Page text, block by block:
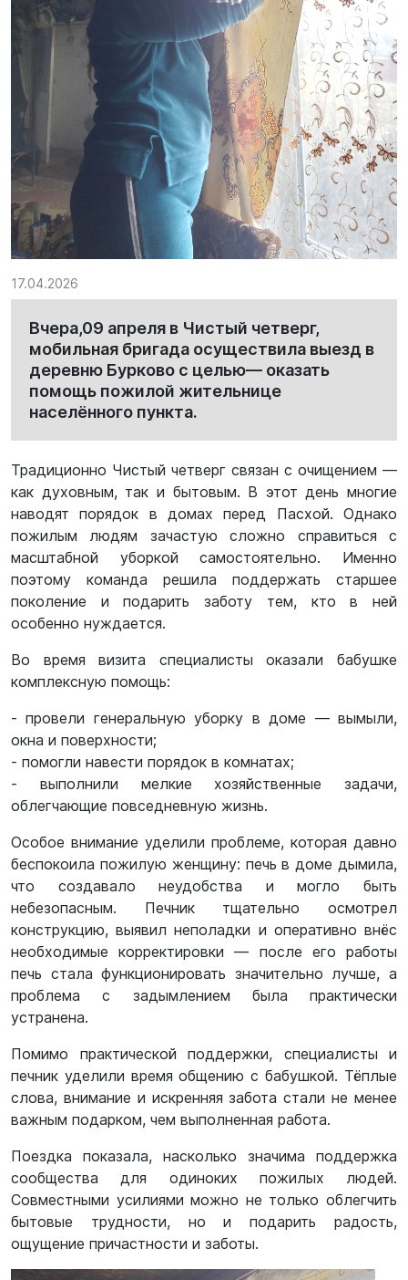
17.04.2026
Вчера,09 апреля в Чистый четверг,
мобильная бригада осуществила выезд в
деревню Бурково с целью— оказать
помощь пожилой жительнице
населённого пункта.
Традиционно Чистый четверг связан с очищением —
как духовным, так и бытовым. В этот день многие
наводят порядок в домах перед Пасхой. Однако
пожилым людям зачастую сложно справиться с
масштабной уборкой самостоятельно. Именно
поэтому команда решила поддержать старшее
поколение и подарить заботу тем, кто в ней
особенно нуждается.
Во время визита специалисты оказали бабушке
комплексную помощь:
- провели генеральную уборку в доме — вымыли,
окна и поверхности;
- помогли навести порядок в комнатах;
- выполнили мелкие хозяйственные задачи,
облегчающие повседневную жизнь.
Особое внимание уделили проблеме, которая давно
беспокоила пожилую женщину: печь в доме дымила,
что создавало неудобства и могло быть
небезопасным. Печник тщательно осмотрел
конструкцию, выявил неполадки и оперативно внёс
необходимые корректировки — после его работы
печь стала функционировать значительно лучше, а
проблема с задымлением была практически
устранена.
Помимо практической поддержки, специалисты и
печник уделили время общению с бабушкой. Тёплые
слова, внимание и искренняя забота стали не менее
важным подарком, чем выполненная работа.
Поездка показала, насколько значима поддержка
сообщества для одиноких пожилых людей.
Совместными усилиями можно не только облегчить
бытовые трудности, но и подарить радость,
ощущение причастности и заботы.